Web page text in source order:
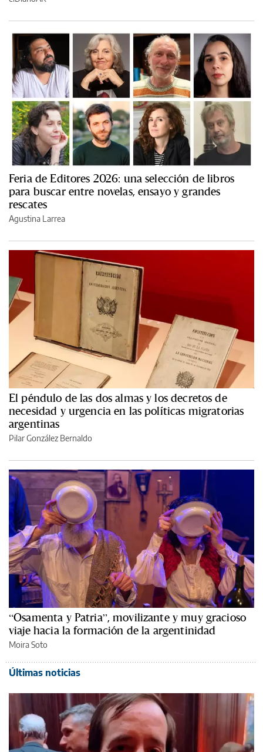
Feria de Editores 2026: una selección de libros
para buscar entre novelas, ensayo y grandes
rescates
Agustina Larrea
El péndulo de las dos almas y los decretos de
necesidad y urgencia en las políticas migratorias
argentinas
Pilar González Bernaldo
“Osamenta y Patria”, movilizante y muy gracioso
viaje hacia la formación de la argentinidad
Moira Soto
Últimas noticias